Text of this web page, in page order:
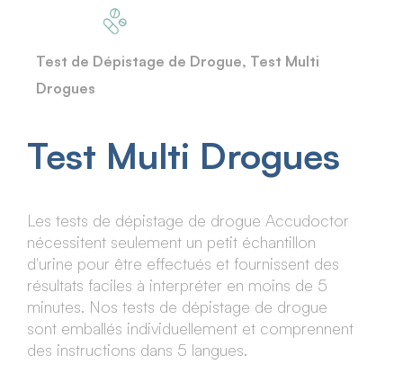
Test de Dépistage de Drogue, Test Multi
Drogues
Test Multi Drogues
Les tests de dépistage de drogue Accudoctor
nécessitent seulement un petit échantillon
d'urine pour être effectués et fournissent des
résultats faciles à interpréter en moins de 5
minutes. Nos tests de dépistage de drogue
sont emballés individuellement et comprennent
des instructions dans 5 langues.